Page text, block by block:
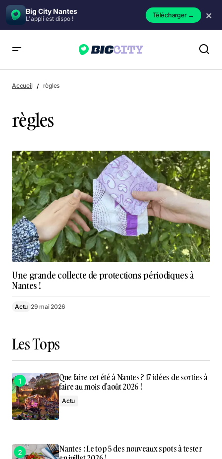
Big City Nantes
L'appli est dispo ! Télécharger→ ×
Accueil règles
règles
Une grande collecte de protections périodiques à
Nantes !
Actu 29 mai 2026
Les Tops
Que faire cet été à Nantes ? 17 idées de sorties à
faire au mois d’août 2026 !
Actu
Nantes : Le top 5 des nouveaux spots à tester